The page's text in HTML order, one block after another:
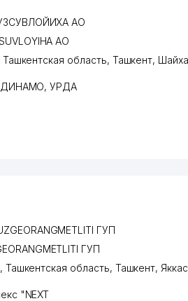
АО
АО
Ташкентская область, Ташкент,
УРДА
ГУП
ГУП
Ташкентская область, Ташкент,
"NEXT